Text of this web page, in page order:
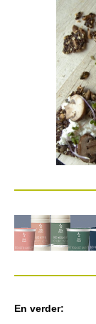
En verder: